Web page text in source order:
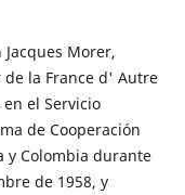
Morer,
la France d' Autre
el Servicio
de Cooperación
y Colombia durante
de 1958, y